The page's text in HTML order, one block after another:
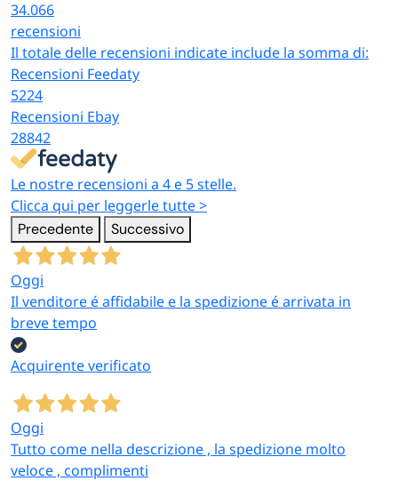
34.066
recensioni
Il totale delle recensioni indicate include la somma di:
Recensioni Feedaty
5224
Recensioni Ebay
28842
Le nostre recensioni a 4 e 5 stelle.
Clicca qui per leggerle tutte >
Precedente Successivo
Oggi
Il venditore é affidabile e la spedizione é arrivata in
breve tempo
Acquirente verificato
Oggi
Tutto come nella descrizione , la spedizione molto
veloce , complimenti